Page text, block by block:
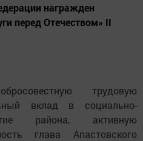
награжден
перед Отечеством» II
трудовую
вклад в социально-
района, активную
глава Апастовского